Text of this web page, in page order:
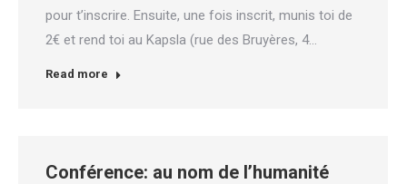
pour t’inscrire. Ensuite, une fois inscrit, munis toi de
2€ et rend toi au Kapsla (rue des Bruyères, 4…
Read more
Conférence: au nom de l’humanité